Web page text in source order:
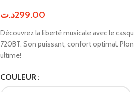
299.00د.ت
Découvrez la liberté musicale avec le
720BT. Son puissant, confort optimal.
ultime!
COULEUR